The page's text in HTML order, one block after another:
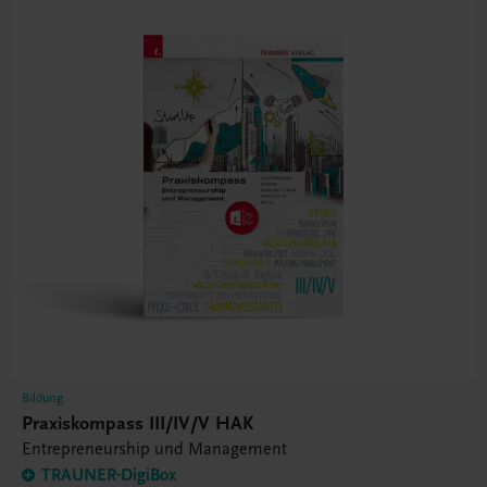
Bildung
Praxiskompass III/IV/V HAK
Entrepreneurship und Management
TRAUNER-DigiBox